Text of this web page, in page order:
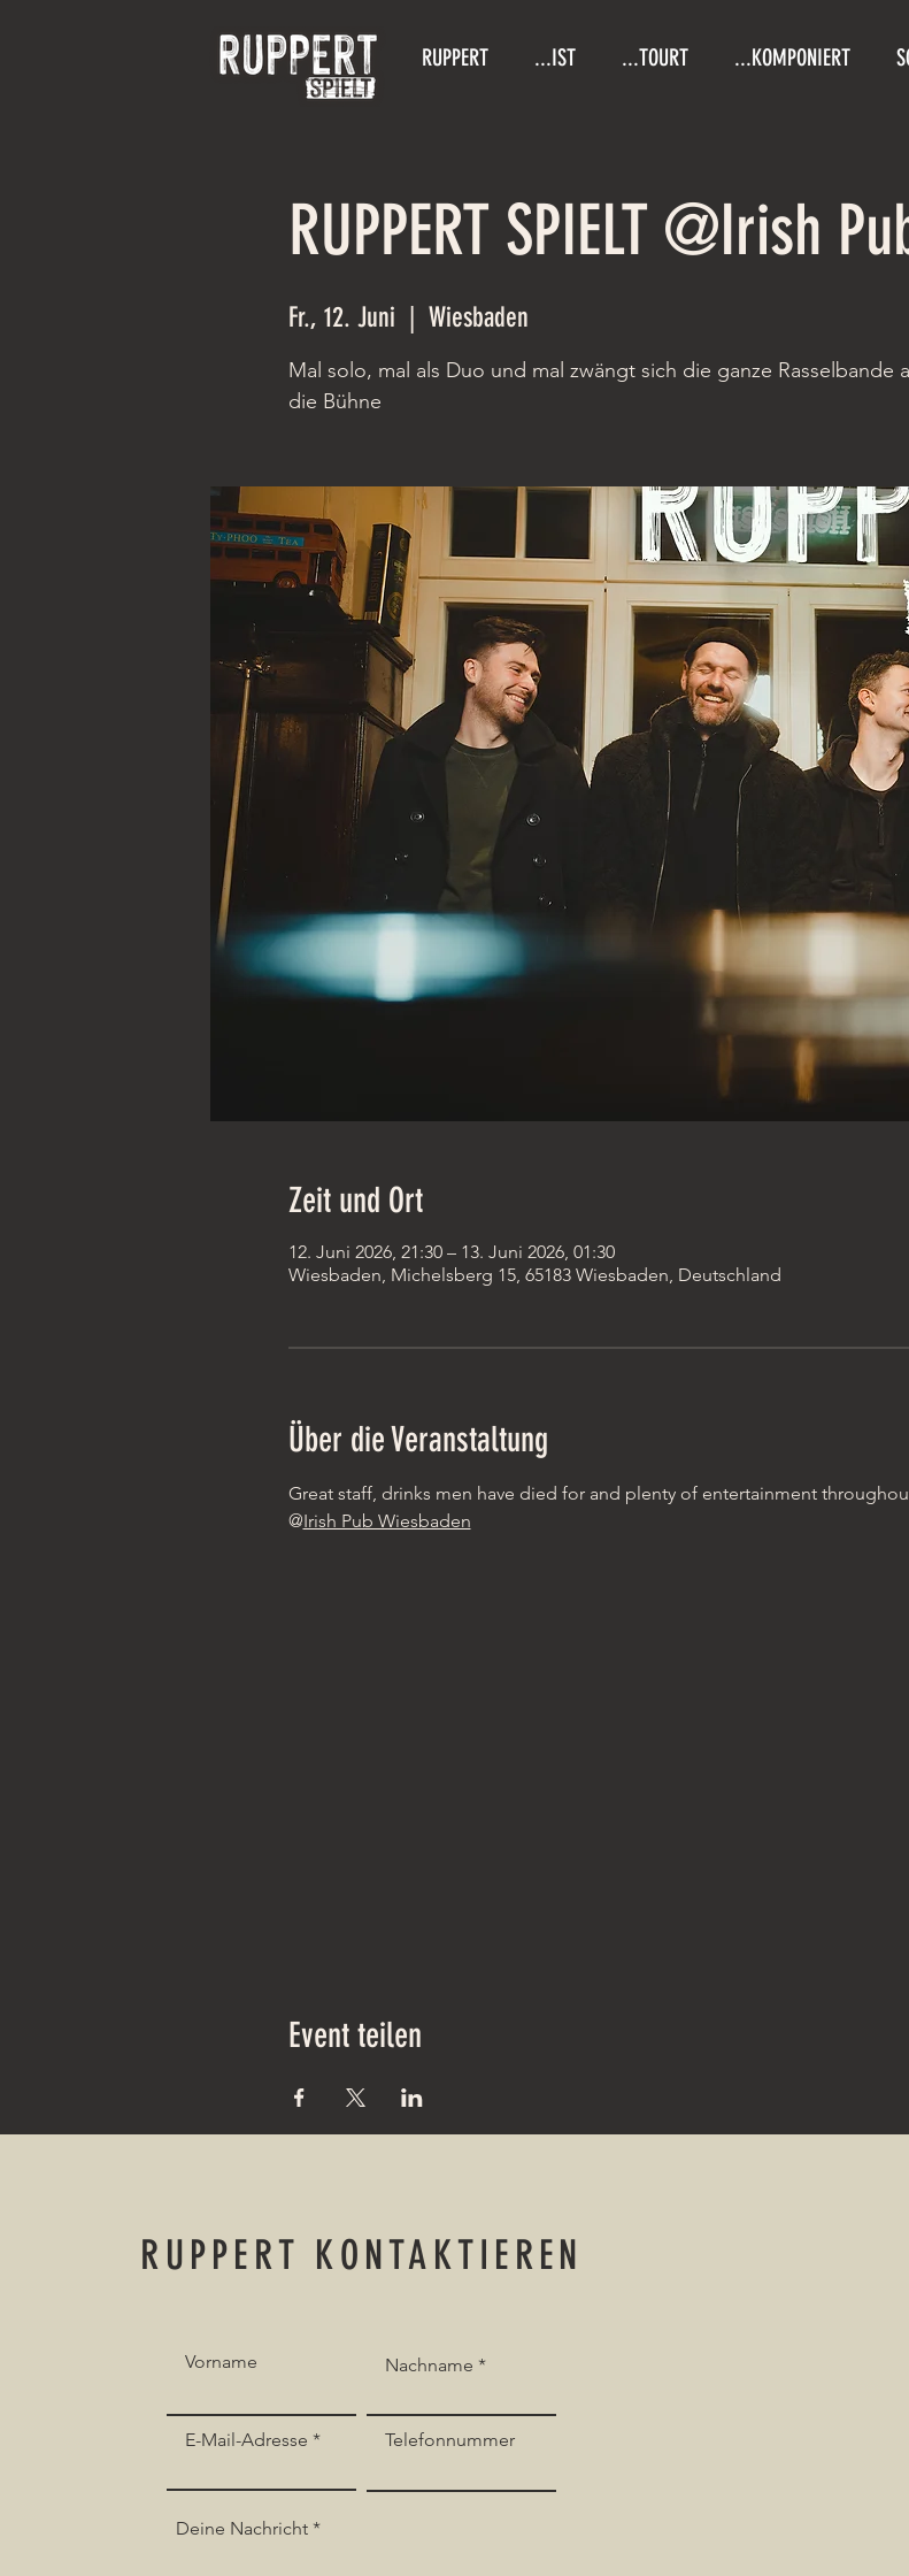
RUPPERT ...IST ...TOURT ...KOMPONIERT
RUPPERT SPIELT @Irish
Fr., 12. Juni Wiesbaden
Mal solo, mal als Duo und mal zwängt sich die ganze Rasselbande
die Bühne
Zeit und Ort
12. Juni 2026, 21:30 – 13. Juni 2026, 01:30
Wiesbaden, Michelsberg 15, 65183 Wiesbaden, Deutschland
Über die Veranstaltung
Great staff, drinks men have died for and plenty of entertainment
@Irish Pub Wiesbaden
Event teilen
RUPPERT KONTAKTIEREN
Vorname Nachname
E-Mail-Adresse Telefonnummer
Deine Nachricht